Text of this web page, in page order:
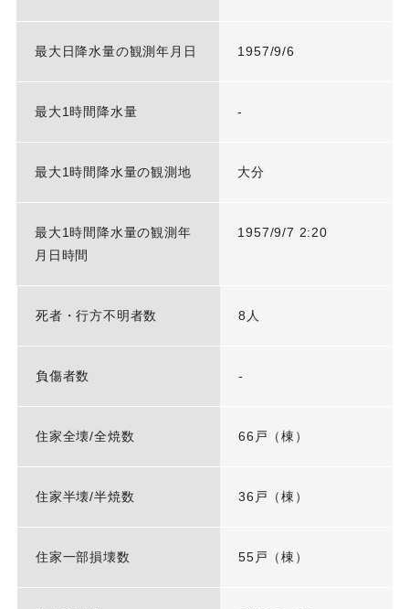
最大日降水量の観測年月日 1957/9/6
最大1時間降水量 -
最大1時間降水量の観測地 大分
最大1時間降水量の観測年
月日時間
1957/9/7 2:20
死者・行方不明者数 8人
負傷者数 -
住家全壊/全焼数 66戸（棟）
住家半壊/半焼数 36戸（棟）
住家一部損壊数 55戸（棟）